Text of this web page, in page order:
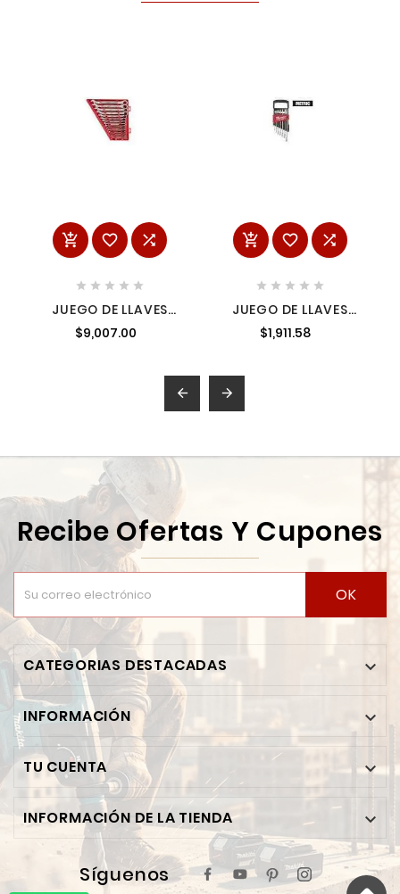
  
    
JUEGO DE LLAVES
COMBINADAS CON
TRINQUETE DE 15
$9,007.00
  
    
JUEGO DE LLAVES
COMBINADAS 7
PIEZAS: MÉTRICAS
$1,911.58
 
Recibe Ofertas Y Cupones
OK
CATEGORIAS DESTACADAS 
INFORMACIÓN 
TU CUENTA 
INFORMACIÓN DE LA TIENDA 
Síguenos